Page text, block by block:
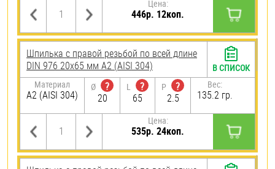
Цена:
446р. 12коп.
Шпилька с правой резьбой по всей длине
DIN 976 20х65 мм А2 (AISI 304)
Материал
А2 (AISI 304)
Ø
?
20
L
?
65
P
?
2.5
Вес:
135.2 гр.
Цена:
535р. 24коп.
В СПИСОК